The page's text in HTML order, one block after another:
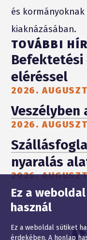
és
kiaknázásában.
TOVÁBBI
Befektetési
eléréssel
2026.
Veszélyben
2026.
nyaralás
2026.
Ez a
használ
Ez a weboldal sütiket
érdekében. A honlap